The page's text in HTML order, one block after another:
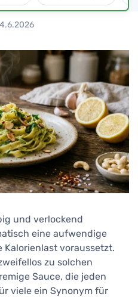
4.6.2026
und verlockend
eine aufwendige
voraussetzt.
zu solchen
Sauce, die jeden
viele ein Synonym für